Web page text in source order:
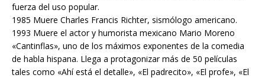
fuerza del uso popular.
1985 Muere Charles Francis Richter, sismólogo americano.
1993 Muere el actor y humorista mexicano Mario Moreno
«Cantinflas», uno de los máximos exponentes de la comedia
de habla hispana. Llega a protagonizar más de 50 películas
tales como «Ahí está el detalle», «El padrecito», «El profe», «El